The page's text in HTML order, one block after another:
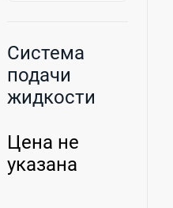
Система
подачи
жидкости
DualSelect
Dispen...
Цена не
указана